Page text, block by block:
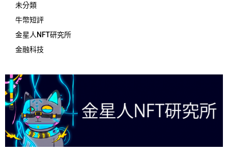
未分類
牛幣短評
金星人NFT研究所
金融科技